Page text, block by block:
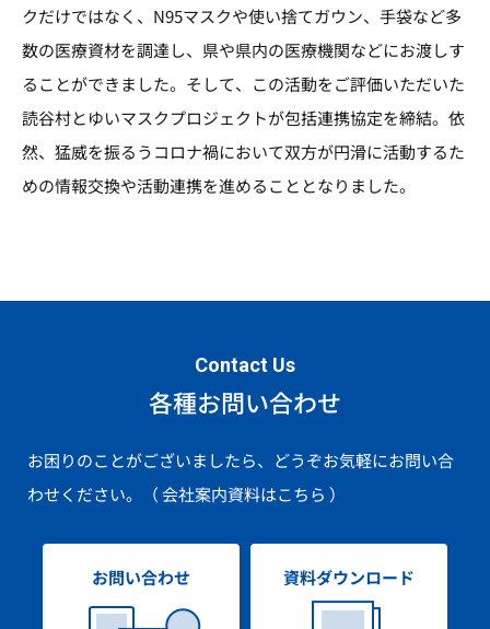
クだけではなく、N95マスクや使い捨てガウン、手袋など多
数の医療資材を調達し、県や県内の医療機関などにお渡しす
ることができました。そして、この活動をご評価いただいた
読谷村とゆいマスクプロジェクトが包括連携協定を締結。依
然、猛威を振るうコロナ禍において双方が円滑に活動するた
めの情報交換や活動連携を進めることとなりました。
Contact Us
各種お問い合わせ
お困りのことがございましたら、どうぞお気軽にお問い合
わせください。
（ 会社案内資料はこちら ）
お問い合わせ 資料ダウンロード